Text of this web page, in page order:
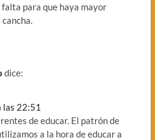
para que haya mayor
dice:
las 22:51
de educar. El patrón de
a la hora de educar a